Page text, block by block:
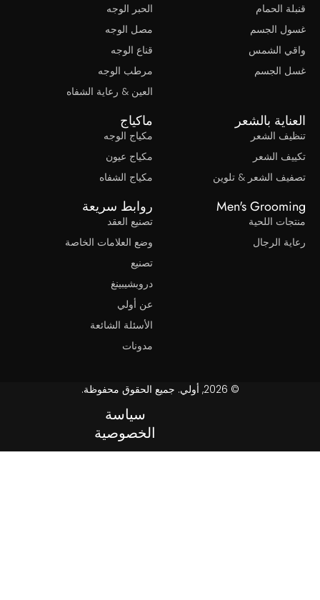
قنبلة الحمام
غسول الجسم
واقي الشمس
غسل الجسم
الحبر الوجه
مصل الوجه
قناع الوجه
مرطب الوجه
العين & رعاية الشفاه
العناية بالشعر
تنظيف الشعر
تكييف الشعر
تصفيف الشعر & تلوين
ماكياج
مكياج الوجه
مكياج عيون
مكياج الشفاه
Men's Grooming
منتجات اللحية
رعاية الرجال
روابط سريعة
تصنيع العقد
وضع العلامات الخاصة
تصنيع
دروبشيبينغ
عن أولي
الأسئلة الشائعة
مدونات
© 2026, أولي. جميع الحقوق محفوظة.
سياسة
الخصوصية